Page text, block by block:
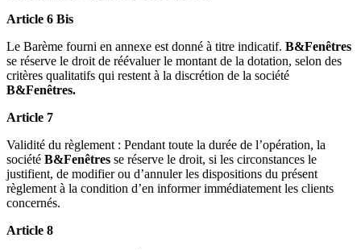
Article 6 Bis
Le Barème fourni en annexe est donné à titre indicatif. B&Fenêtres
se réserve le droit de réévaluer le montant de la dotation, selon des
critères qualitatifs qui restent à la discrétion de la société
B&Fenêtres.
Article 7
Validité du règlement : Pendant toute la durée de l’opération, la
société B&Fenêtres se réserve le droit, si les circonstances le
justifient, de modifier ou d’annuler les dispositions du présent
règlement à la condition d’en informer immédiatement les clients
concernés.
Article 8